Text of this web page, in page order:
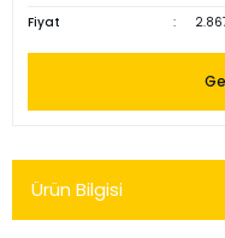
Fiyat
Ürün Bilgisi